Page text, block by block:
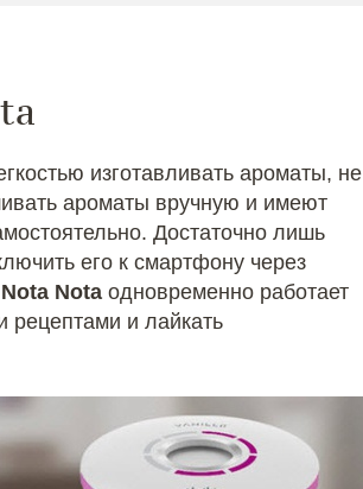
изготавливать ароматы, не
ароматы вручную и имеют
Достаточно лишь
его к смартфону через
Nota Nota одновременно работает
рецептами и лайкать